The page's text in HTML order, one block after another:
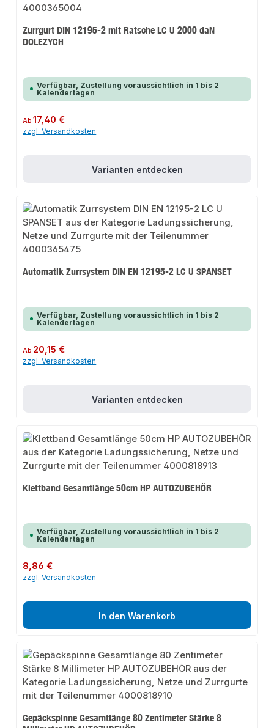
Zurrgurt DIN 12195-2 mit Ratsche LC U 2000 daN
DOLEZYCH
Verfügbar, Zustellung voraussichtlich in 1 bis 2
Kalendertagen
Regulärer Preis:
Ab17,40 €
zzgl. Versandkosten
Varianten entdecken
Automatik Zurrsystem DIN EN 12195-2 LC U SPANSET
Verfügbar, Zustellung voraussichtlich in 1 bis 2
Kalendertagen
Regulärer Preis:
Ab 20,15 €
zzgl. Versandkosten
Varianten entdecken
Klettband Gesamtlänge 50cm HP AUTOZUBEHÖR
Verfügbar, Zustellung voraussichtlich in 1 bis 2
Kalendertagen
Regulärer Preis:
8,86 €
zzgl. Versandkosten
In den Warenkorb
Gepäckspinne Gesamtlänge 80 Zentimeter Stärke 8